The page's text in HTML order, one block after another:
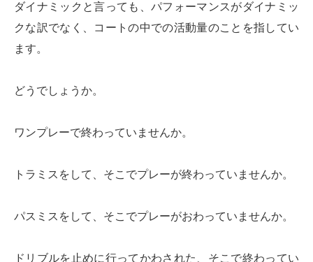
ダイナミックと言っても、パフォーマンスがダイナミッ
クな訳でなく、コートの中での活動量のことを指してい
ます。
どうでしょうか。
ワンプレーで終わっていませんか。
トラミスをして、そこでプレーが終わっていませんか。
パスミスをして、そこでプレーがおわっていませんか。
ドリブルを止めに行ってかわされた、そこで終わってい